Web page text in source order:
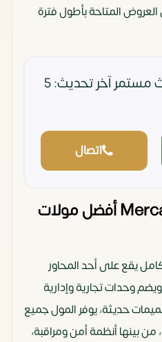
المتاحة بأطول فترة
مستمر
آخر تحديث: 5
اتصال
مول ميركادو Mercado أفضل مولات
يقع على أحد المحاور
وحدات تجارية وإدارية
حديثة، يوفر المول جميع
من بينها أنظمة أمن ومراقبة،